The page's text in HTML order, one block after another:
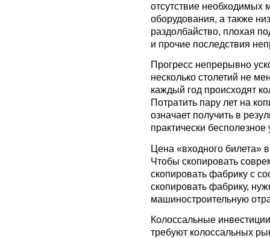
отсутствие необходимых
оборудования, а также
раздолбайство, плохая
и прочие последствия
Прогресс непрерывно
несколько столетий не
каждый год происходят
Потратить пару лет на
означает получить в
практически бесполезное
Цена «входного билета»
Чтобы скопировать
скопировать фабрику с
скопировать фабрику,
машиностроительную
Колоссальные
требуют колоссальных